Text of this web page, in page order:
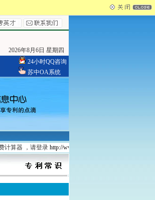
2026年8月6日 星期四
24小时QQ咨询
苏中OA系统
算器 ，请登录http://www.yzszzl.com/search/